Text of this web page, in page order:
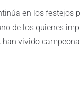
en los festejos
de los quienes
vivido